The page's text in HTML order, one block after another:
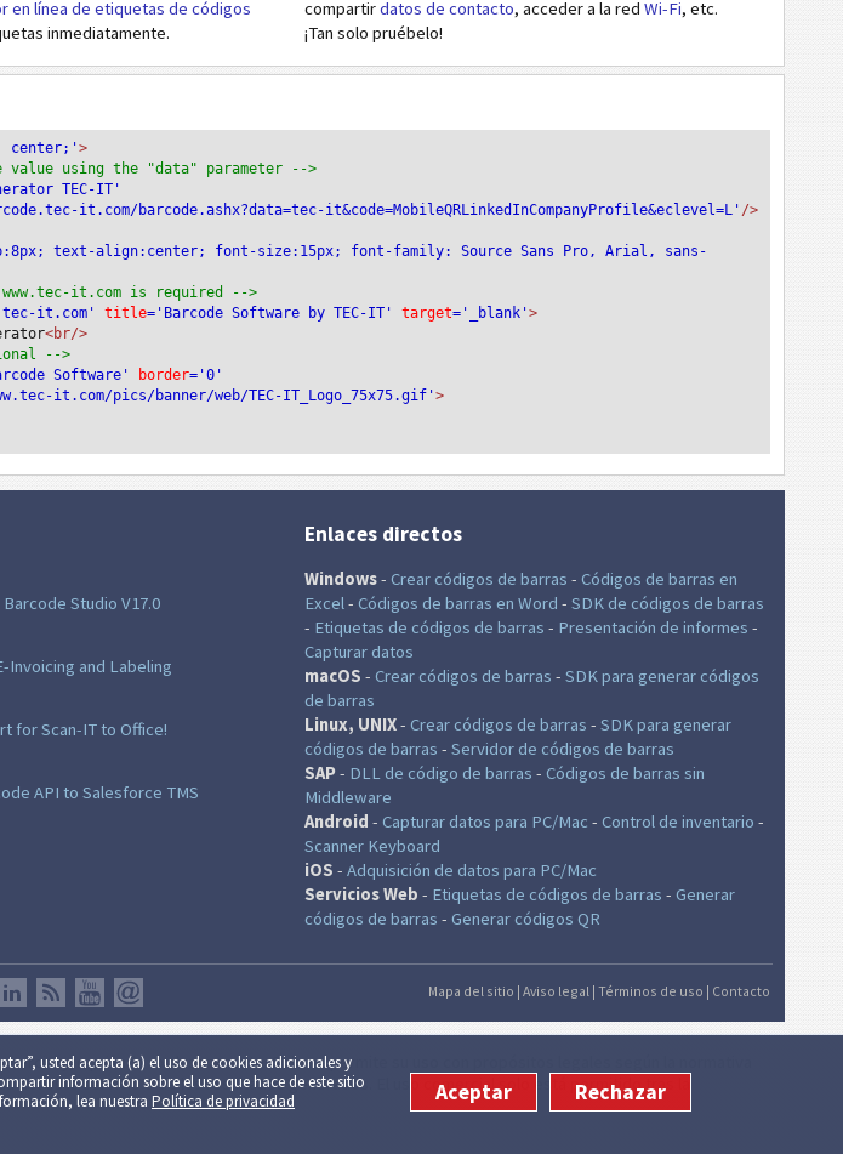
usted acepta (a) el uso de cookies adicionales y
información sobre el uso que hace de este sitio
lea nuestra Política de privacidad
Aceptar Rechazar
en línea de etiquetas de códigos
inmediatamente.
compartirdatos de contacto, acceder a la red Wi-Fi, etc.
¡Tan solo pruébelo!
center;'>
value using the "data" parameter -->
TEC-IT'
it.com/barcode.ashx?data=tec-it&code=MobileQRLinkedInCompanyProfile&eclevel=L' />
text-align:center; font-size:15px; font-family: Source Sans Pro, Arial, sans-
it.com is required -->
it.com' title='Barcode Software by TEC-IT' target='_blank'>
<br/>
-->
Software' border='0'
it.com/pics/banner/web/TEC-IT_Logo_75x75.gif'>
Studio V17.0
Invoicing and Labeling
for Scan-IT to Office!
API to Salesforce TMS
Enlaces directos
Windows- Crear códigos de barras - Códigos de barras en
Excel- Códigos de barras en Word - SDK de códigos de barras
- Etiquetas de códigos de barras - Presentación de informes -
Capturar datos
macOS - Crear códigos de barras - SDK para generar códigos
de barras
Linux, UNIX- Crear códigos de barras - SDK para generar
códigos de barras - Servidor de códigos de barras
SAP- DLL de código de barras - Códigos de barras sin
Middleware
Android - Capturar datos para PC/Mac - Control de inventario -
Scanner Keyboard
iOS - Adquisición de datos para PC/Mac
Servicios Web - Etiquetas de códigos de barras - Generar
códigos de barras - Generar códigos QR
Mapa del sitio | Aviso legal | Términos de uso | Contacto
y/o privado exclusivamente. Solo se permite su uso con propósitos legales según la normativa
del este servicio o de los resultados generados. El uso comercial solo está permitido tras la